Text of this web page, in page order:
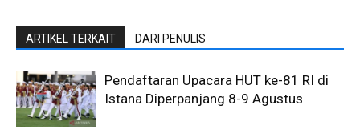
ARTIKEL TERKAIT DARI PENULIS
Pendaftaran Upacara HUT ke-81 RI di
Istana Diperpanjang 8-9 Agustus